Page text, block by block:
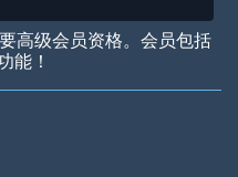
高级会员资格。会员包括
能！